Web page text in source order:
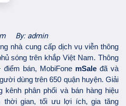
By: admin
nhà cung cấp dịch vụ viễn thông
sóng trên khắp Việt Nam. Thông
điểm bán, MobiFone mSale đã và
dùng trên 650 quận huyện. Giải
kênh phân phối và bán hàng hiệu
thời gian, tối ưu lợi ích, gia tăng